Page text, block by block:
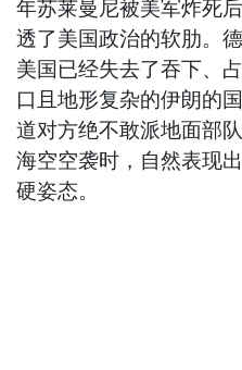
年苏莱曼尼被美军炸死
透了美国政治的软肋。
美国已经失去了吞下、
口且地形复杂的伊朗的
道对方绝不敢派地面部
海空空袭时，自然表现
硬姿态。